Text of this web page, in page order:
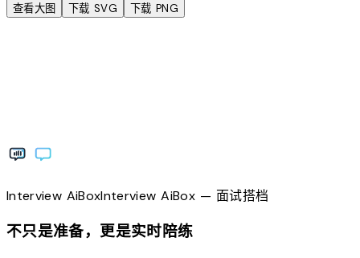
查看大图 下载 SVG 下载 PNG
Interview AiBoxInterviewAiBox— 面试搭档
不只是准备，更是实时陪练